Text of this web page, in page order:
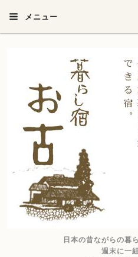
メニュー
日本の昔ながらの暮
週末に一